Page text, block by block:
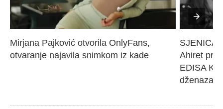
Mirjana Pajković otvorila OnlyFans,
otvaranje najavila snimkom iz kade
SJENICA
Ahiret
EDISA
dženaza